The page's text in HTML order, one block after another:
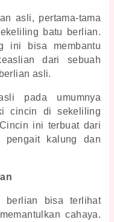
asli, pertama-tama
batu berlian.
ini bisa membantu
dari sebuah
asli.
pada umumnya
cincin di sekeliling
ini terbuat dari
pengait kalung dan
berlian bisa terlihat
cahaya.